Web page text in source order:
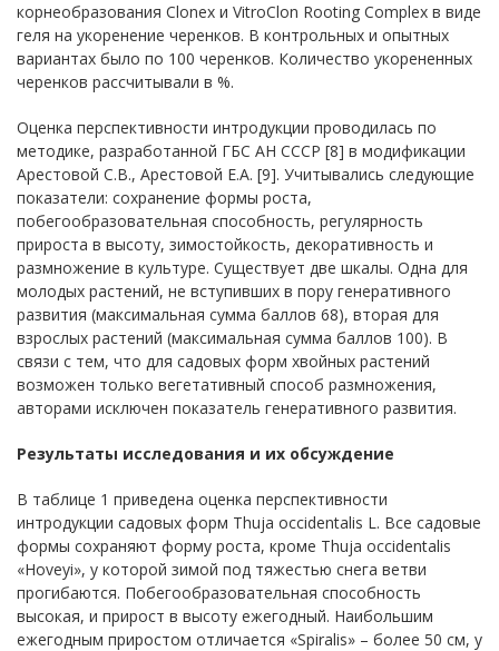
корнеобразования Clonex и VitroClon Rooting Complex в виде
геля на укоренение черенков. В контрольных и опытных
вариантах было по 100 черенков. Количество укорененных
черенков рассчитывали в %.
Оценка перспективности интродукции проводилась по
методике, разработанной ГБС АН СССР [8] в модификации
Арестовой С.В., Арестовой Е.А. [9]. Учитывались следующие
показатели: сохранение формы роста,
побегообразовательная способность, регулярность
прироста в высоту, зимостойкость, декоративность и
размножение в культуре. Существует две шкалы. Одна для
молодых растений, не вступивших в пору генеративного
развития (максимальная сумма баллов 68), вторая для
взрослых растений (максимальная сумма баллов 100). В
связи с тем, что для садовых форм хвойных растений
возможен только вегетативный способ размножения,
авторами исключен показатель генеративного развития.
Результаты исследования и их обсуждение
В таблице 1 приведена оценка перспективности
интродукции садовых форм Thuja occidentalis L. Все садовые
формы сохраняют форму роста, кроме Thuja occidentalis
«Hoveyi», у которой зимой под тяжестью снега ветви
прогибаются. Побегообразовательная способность
высокая, и прирост в высоту ежегодный. Наибольшим
ежегодным приростом отличается «Spiralis» – более 50 см, у